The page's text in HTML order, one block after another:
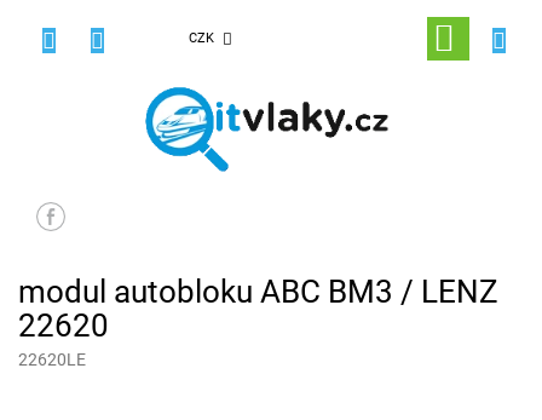
CZK
NÁKUPNÍ
KOŠÍK
modul autobloku ABC BM3 / LENZ
22620
22620LE